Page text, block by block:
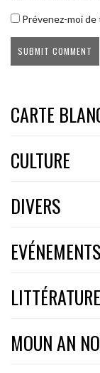
Prévenez-moi
CARTE
CULTURE
DIVERS
EVÉNEMENTS
LITTÉRATURE
MOUN AN